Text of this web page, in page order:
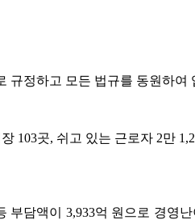
정하고 모든 법규를 동원하
103곳, 쉬고 있는 근로자 2만
담액이 3,933억 원으로 경